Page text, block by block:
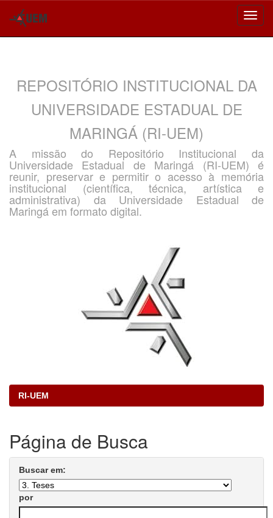
REPOSITÓRIO INSTITUCIONAL DA
UNIVERSIDADE ESTADUAL DE
MARINGÁ (RI-UEM)
A missão do Repositório Institucional da
Universidade Estadual de Maringá (RI-UEM) é
reunir, preservar e permitir o acesso à memória
institucional (científica, técnica, artística e
administrativa) da Universidade Estadual de
Maringá em formato digital.
RI-UEM
Página de Busca
Buscar em:
por